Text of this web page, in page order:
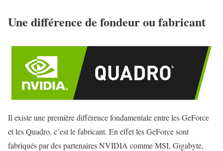
Une différence de fondeur ou fabricant
Il existe une première différence fondamentale entre les GeForce
et les Quadro, c’est le fabricant. En effet les GeForce sont
fabriqués par des partenaires NVIDIA comme MSI, Gigabyte,